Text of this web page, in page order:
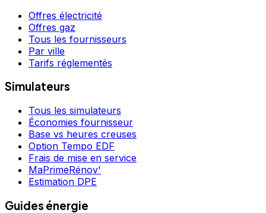
Offres électricité
Offres gaz
Tous les fournisseurs
Par ville
Tarifs réglementés
Simulateurs
Tous les simulateurs
Économies fournisseur
Base vs heures creuses
Option Tempo EDF
Frais de mise en service
MaPrimeRénov'
Estimation DPE
Guides énergie